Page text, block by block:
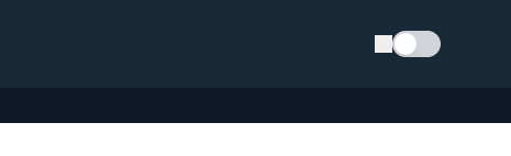
Schimba tema